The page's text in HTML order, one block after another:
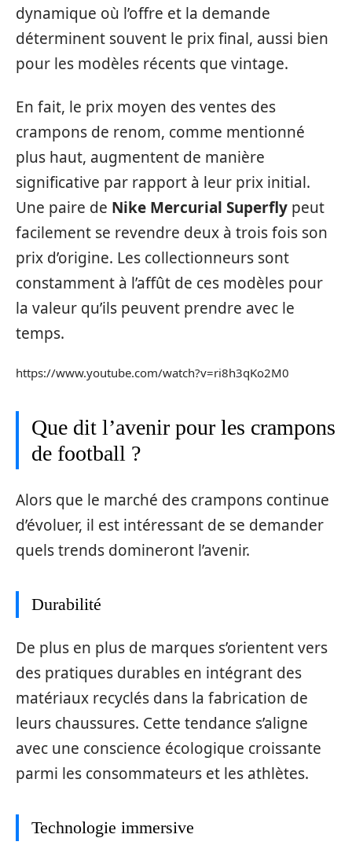
dynamique où l’offre et la demande
déterminent souvent le prix final, aussi bien
pour les modèles récents que vintage.
En fait, le prix moyen des ventes des
crampons de renom, comme mentionné
plus haut, augmentent de manière
significative par rapport à leur prix initial.
Une paire de Nike Mercurial Superfly peut
facilement se revendre deux à trois fois son
prix d’origine. Les collectionneurs sont
constamment à l’affût de ces modèles pour
la valeur qu’ils peuvent prendre avec le
temps.
https://www.youtube.com/watch?v=ri8h3qKo2M0
Que dit l’avenir pour les crampons
de football ?
Alors que le marché des crampons continue
d’évoluer, il est intéressant de se demander
quels trends domineront l’avenir.
Durabilité
De plus en plus de marques s’orientent vers
des pratiques durables en intégrant des
matériaux recyclés dans la fabrication de
leurs chaussures. Cette tendance s’aligne
avec une conscience écologique croissante
parmi les consommateurs et les athlètes.
Technologie immersive